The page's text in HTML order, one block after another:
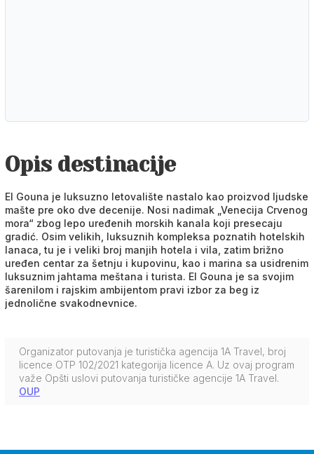
Opis destinacije
El Gouna je luksuzno letovalište nastalo kao proizvod ljudske
mašte pre oko dve decenije. Nosi nadimak „Venecija Crvenog
mora“ zbog lepo uređenih morskih kanala koji presecaju
gradić. Osim velikih, luksuznih kompleksa poznatih hotelskih
lanaca, tu je i veliki broj manjih hotela i vila, zatim brižno
uređen centar za šetnju i kupovinu, kao i marina sa usidrenim
luksuznim jahtama meštana i turista. El Gouna je sa svojim
šarenilom i rajskim ambijentom pravi izbor za beg iz
jednolične svakodnevnice.
Organizator putovanja je turistička agencija 1A Travel, broj
licence OTP 102/2021 kategorija licence A. Uz ovaj program
važe Opšti uslovi putovanja turističke agencije 1A Travel.
OUP